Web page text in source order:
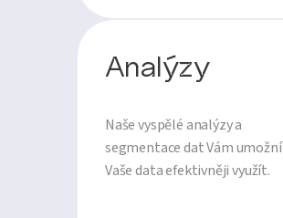
Analýzy
Naše vyspělé analýzy a
segmentace dat Vám umožní
Vaše data efektivněji využít.